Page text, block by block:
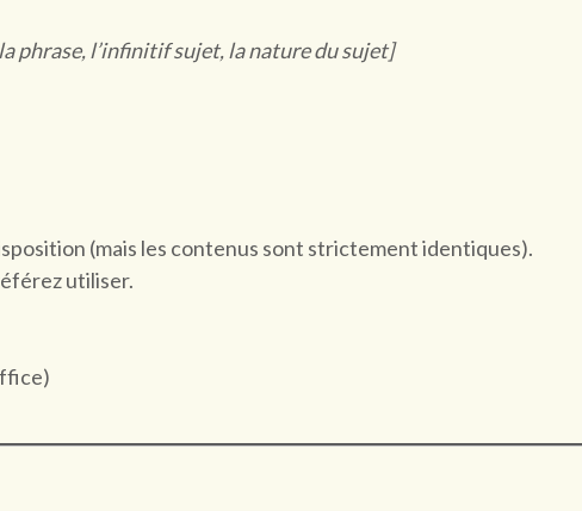
phrase, l’infinitif sujet, la nature du sujet]
(mais les contenus sont strictement identiques).
utiliser.